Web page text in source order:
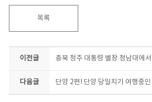
딩 #만천하스카이워크 #알파인
목록
이전글
다음글